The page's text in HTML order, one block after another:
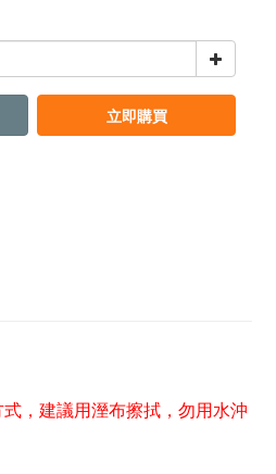
立即購買
，建議用溼布擦拭，勿用水沖